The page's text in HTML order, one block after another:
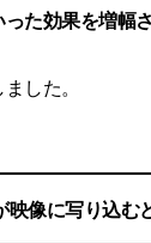
た効果を増幅
した。
映像に写り込む